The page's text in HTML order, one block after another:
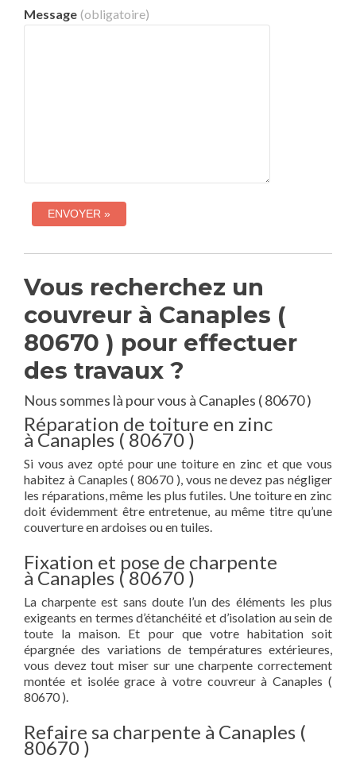
Message (obligatoire)
Vous recherchez un
couvreur à Canaples (
80670 ) pour effectuer
des travaux ?
Nous sommes là pour vous à Canaples ( 80670 )
Réparation de toiture en zinc
à Canaples ( 80670 )
Si vous avez opté pour une toiture en zinc et que vous
habitez à Canaples ( 80670 ), vous ne devez pas négliger
les réparations, même les plus futiles. Une toiture en zinc
doit évidemment être entretenue, au même titre qu’une
couverture en ardoises ou en tuiles.
Fixation et pose de charpente
à Canaples ( 80670 )
La charpente est sans doute l’un des éléments les plus
exigeants en termes d’étanchéité et d’isolation au sein de
toute la maison. Et pour que votre habitation soit
épargnée des variations de températures extérieures,
vous devez tout miser sur une charpente correctement
montée et isolée grace à votre couvreur à Canaples (
80670 ).
Refaire sa charpente à Canaples (
80670 )